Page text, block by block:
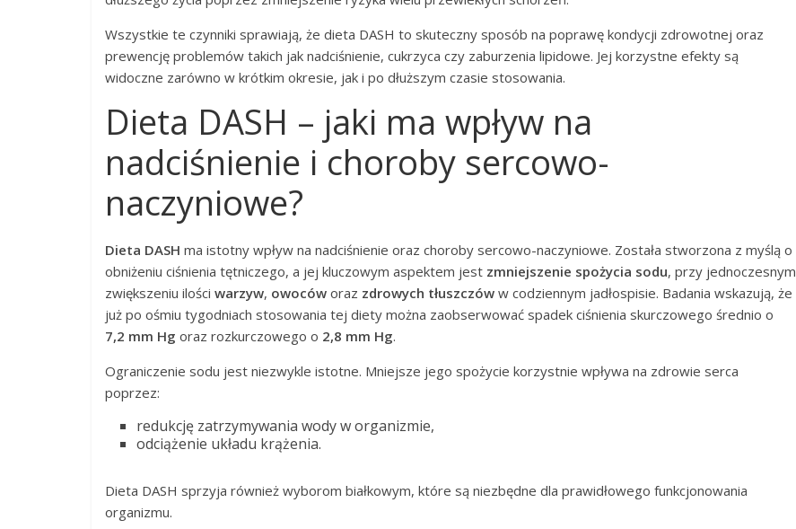
Wszystkie te czynniki sprawiają, że dieta DASH to skuteczny sposób na poprawę kondycji zdrowotnej oraz
prewencję problemów takich jak nadciśnienie, cukrzyca czy zaburzenia lipidowe. Jej korzystne efekty są
widoczne zarówno w krótkim okresie, jak i po dłuższym czasie stosowania.
Dieta DASH – jaki ma wpływ na
nadciśnienie i choroby sercowo-
naczyniowe?
Dieta DASH ma istotny wpływ na nadciśnienie oraz choroby sercowo-naczyniowe. Została stworzona z myślą o
obniżeniu ciśnienia tętniczego, a jej kluczowym aspektem jest zmniejszenie spożycia sodu, przy jednoczesnym
zwiększeniu ilości warzyw, owoców oraz zdrowych tłuszczów w codziennym jadłospisie. Badania wskazują, że
już po ośmiu tygodniach stosowania tej diety można zaobserwować spadek ciśnienia skurczowego średnio o
7,2 mm Hg oraz rozkurczowego o 2,8 mm Hg.
Ograniczenie sodu jest niezwykle istotne. Mniejsze jego spożycie korzystnie wpływa na zdrowie serca
poprzez:
redukcję zatrzymywania wody w organizmie,
odciążenie układu krążenia.
Dieta DASH sprzyja również wyborom białkowym, które są niezbędne dla prawidłowego funkcjonowania
organizmu.